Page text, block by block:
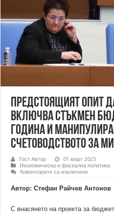
Предстоящият опит
включва стъкмен
година и
счетоводството за
Гост Автор
01 март 2025
Икономическа и фискална политика
Коментарите са изключениза
да
включва
Автор: Стефан Райчев Антонов
С внасянето на проекта за